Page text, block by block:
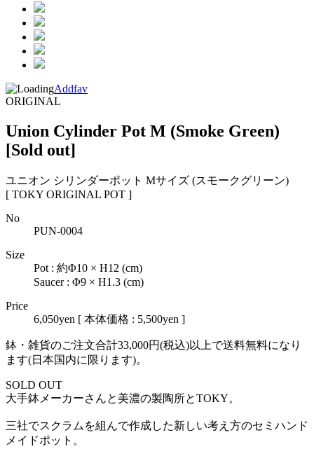
Addfav
ORIGINAL
Union Cylinder Pot M (Smoke Green)
[Sold out]
ユニオン シリンダーポット Mサイズ (スモークグリーン)
[ TOKY ORIGINAL POT ]
No
PUN-0004
Size
Pot : 約Φ10 × H12 (cm)
Saucer : Φ9 × H1.3 (cm)
Price
6,050yen [ 本体価格 : 5,500yen ]
鉢・雑貨のご注文合計33,000円(税込)以上で送料無料になり
ます(日本国内に限ります)。
SOLD OUT
大手鉢メーカーさんと美濃の製陶所とTOKY。
三社でスクラムを組んで作成した新しい考え方のセミハンド
メイドポット。